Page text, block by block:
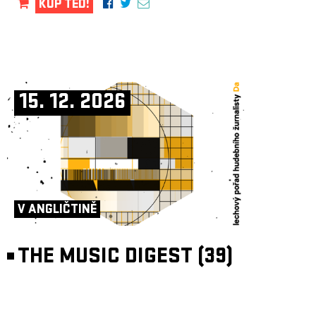
KUP TEĎ!
15. 12. 2026
V ANGLIČTINĚ
THE MUSIC DIGEST (39)